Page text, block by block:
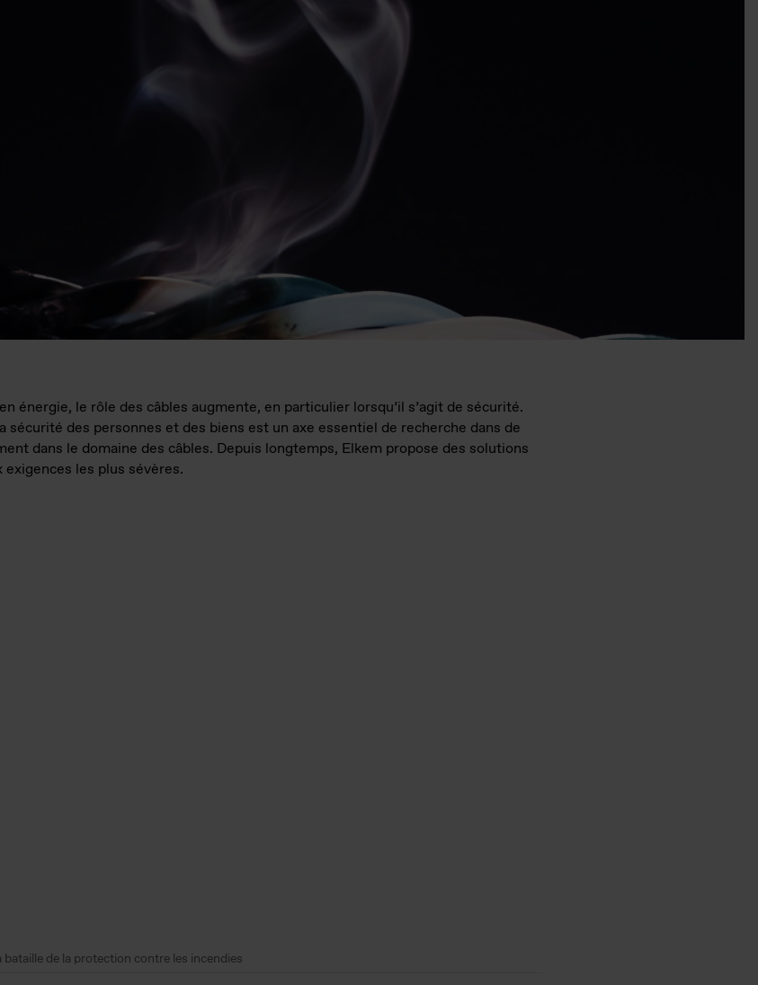
énergie, le rôle des câbles augmente, en particulier lorsqu’il s’agit de sécurité.
sécurité des personnes et des biens est un axe essentiel de recherche dans de
dans le domaine des câbles. Depuis longtemps, Elkem propose des solutions
les plus sévères.
de la protection contre les incendies